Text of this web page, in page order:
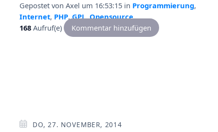
Gepostet von Axel um 16:53:15 in Programmierung,
Internet, PHP,GPL,Opensource
168 Aufruf(e) Kommentar hinzufügen
DO, 27. NOVEMBER, 2014